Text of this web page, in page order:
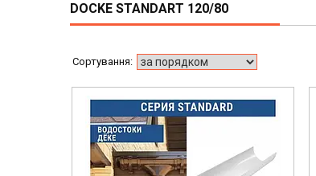
DOCKE STANDART 120/80